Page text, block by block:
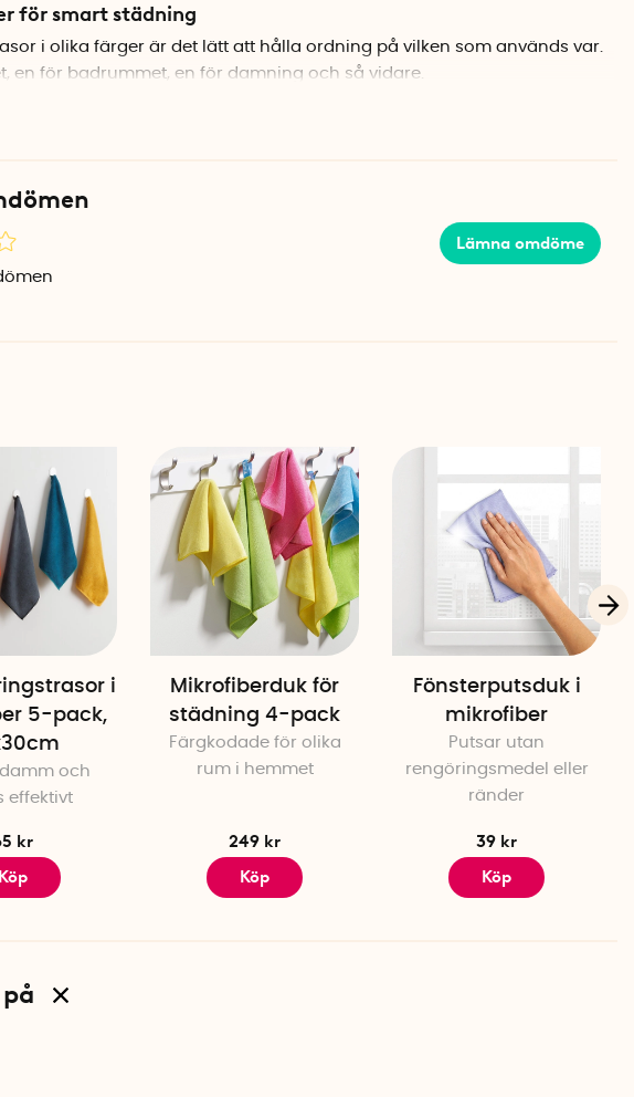
för smart städning
i olika färger är det lätt att hålla ordning på vilken som används var.
en för badrummet, en för damning och så vidare.
röd, mörkgrå, blågrön, gul
Lämna omdöme
i
5-pack,
och
effektivt
kr
Köp
Mikrofiberduk för
städning 4-pack
Färgkodade för olika
rum i hemmet
249 kr
Köp
Fönsterputsduk i
mikrofiber
Putsar utan
rengöringsmedel eller
ränder
39 kr
Köp